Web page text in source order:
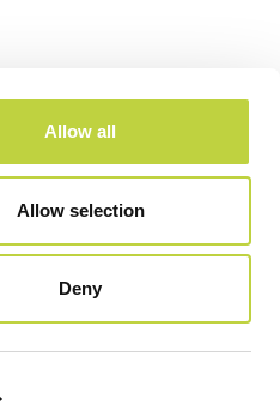
Allow all
Allow selection
Deny
sui cookie